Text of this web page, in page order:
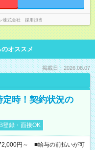
株式会社 採用担当
オススメ
掲載日：2026.08.07
時！契約状況の
登録・面接OK
円～ ■給与の前払いが可